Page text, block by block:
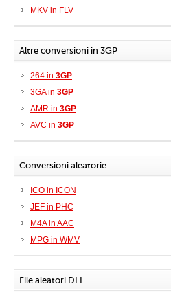
MKV in FLV
Altre conversioni in 3GP
264 in 3GP
3GA in 3GP
AMR in 3GP
AVC in 3GP
Conversioni aleatorie
ICO in ICON
JEF in PHC
M4A in AAC
MPG in WMV
File aleatori DLL